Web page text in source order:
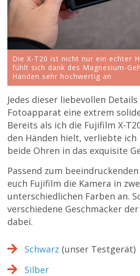
Die X-T20 ist nicht nur ein echter
fühlt sich dank des Magnesium-
Händen sehr hochwertig an
Jedes dieser liebevollen
Fotoapparat eine extrem
Bereits als ich die Fujifilm X-
den Händen hielt, verliebte
beide Ohren in das exquisite
Passend zum
euch Fujifilm die Kamera in
unterschiedlichen Farben an.
verschiedene Geschmäcker
dabei.
Schwarz (unser Testgerät)
Silber